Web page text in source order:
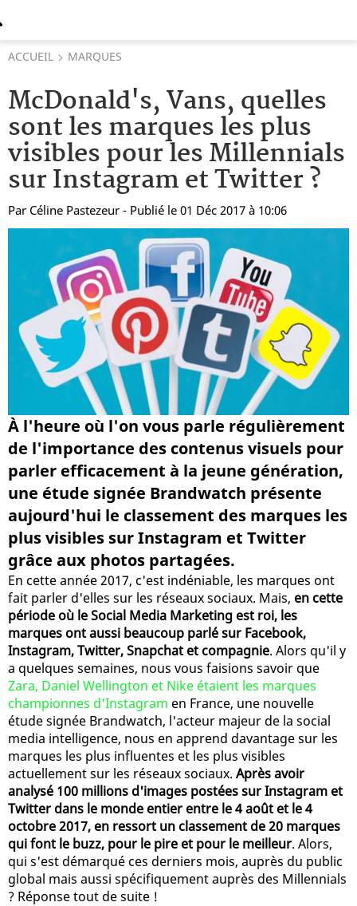
ACCUEIL MARQUES
McDonald's, Vans, quelles
sont les marques les plus
visibles pour les Millennials
sur Instagram et Twitter ?
Par Céline Pastezeur - Publié le 01 Déc 2017 à 10:06
À l'heure où l'on vous parle régulièrement
de l'importance des contenus visuels pour
parler efficacement à la jeune génération,
une étude signée Brandwatch présente
aujourd'hui le classement des marques les
plus visibles sur Instagram et Twitter
grâce aux photos partagées.
En cette année 2017, c'est indéniable, les marques ont
fait parler d'elles sur les réseaux sociaux. Mais, en cette
période où le Social Media Marketing est roi, les
marques ont aussi beaucoup parlé sur Facebook,
Instagram, Twitter, Snapchat et compagnie. Alors qu'il y
a quelques semaines, nous vous faisions savoir que
Zara, Daniel Wellington et Nike étaient les marques
championnes d'Instagram en France, une nouvelle
étude signée Brandwatch, l'acteur majeur de la social
media intelligence, nous en apprend davantage sur les
marques les plus influentes et les plus visibles
actuellement sur les réseaux sociaux. Après avoir
analysé 100 millions d'images postées sur Instagram et
Twitter dans le monde entier entre le 4 août et le 4
octobre 2017, en ressort un classement de 20 marques
qui font le buzz, pour le pire et pour le meilleur. Alors,
qui s'est démarqué ces derniers mois, auprès du public
global mais aussi spécifiquement auprès des Millennials
? Réponse tout de suite !